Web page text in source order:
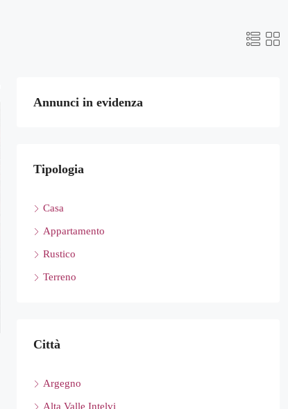
Annunci in evidenza
Tipologia
Casa
Appartamento
Rustico
Terreno
Città
Argegno
Alta Valle Intelvi